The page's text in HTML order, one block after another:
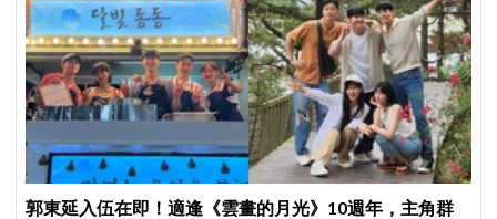
郭東延入伍在即！適逢《雲畫的月光》10週年，主角群